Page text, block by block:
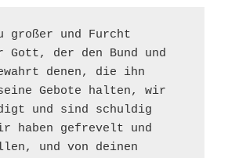
großer und Furcht
Gott, der den Bund und
denen, die ihn
Gebote halten, wir
und sind schuldig
haben gefrevelt und
und von deinen